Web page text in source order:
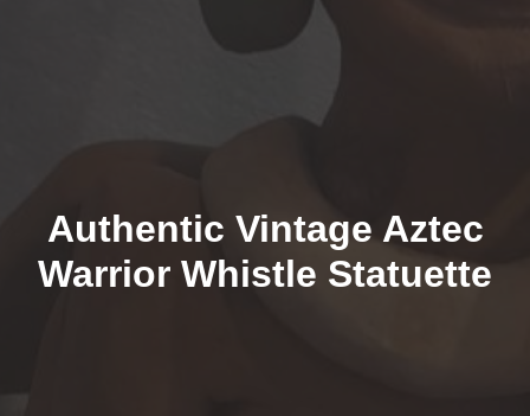
Authentic Vintage Aztec
Warrior Whistle Statuette